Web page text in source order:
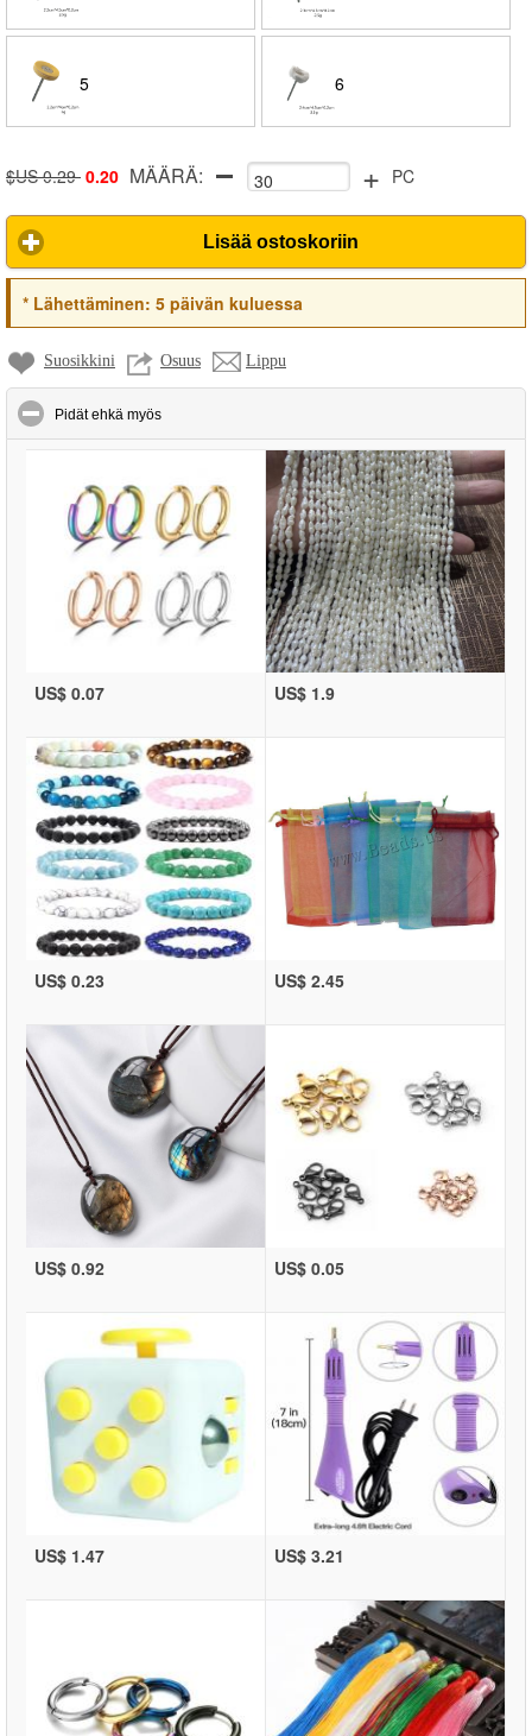
5 6
$US 0.29 0.20 MÄÄRÄ: + PC
Lisää ostoskoriin
*Lähettäminen: 5 päivän kuluessa
Suosikkini Osuus Lippu
Pidät ehkä myös
US$ 0.07 US$ 1.9
US$ 0.23 US$ 2.45
US$ 0.92 US$ 0.05
US$ 1.47 US$ 3.21